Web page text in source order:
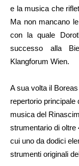
e la musica che
Ma non mancano
con la quale
successo alla
Klangforum Wien.
A sua volta il
repertorio principale
musica del
strumentario di oltre
cui uno da dodici
strumenti originali